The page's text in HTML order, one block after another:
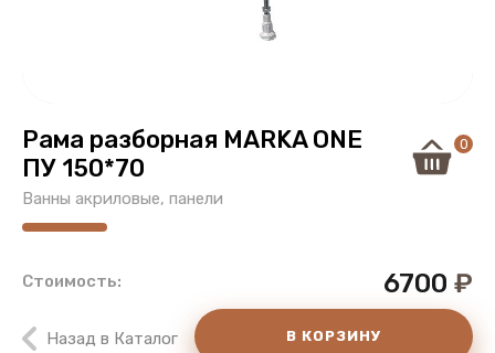
Рама разборная MARKA ONE
ПУ 150*70
Ванны акриловые, панели
0
Стоимость: 6700 ₽
Назад в Каталог В КОРЗИНУ